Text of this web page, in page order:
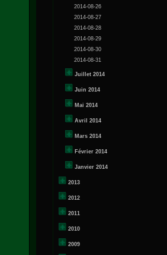
2014-08-26
2014-08-27
2014-08-28
2014-08-29
2014-08-30
2014-08-31
Juillet 2014
Juin 2014
Mai 2014
Avril 2014
Mars 2014
Février 2014
Janvier 2014
2013
2012
2011
2010
2009